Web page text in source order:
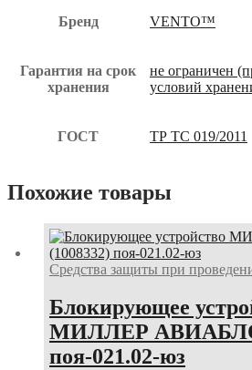
Бренд VENTO™
Гарантия на срок
хранения
не ограничен
условий
ГОСТ ТР ТС 019/2011
Похожие товары
Средства защиты при
Блокирующее
МИЛЛЕР
поя-021.02-юз